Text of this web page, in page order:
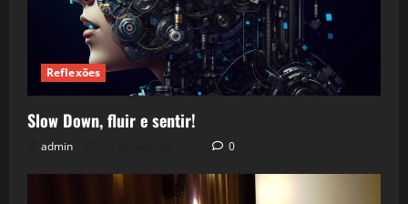
Reflexões
Slow Down, fluir e sentir!
admin 0